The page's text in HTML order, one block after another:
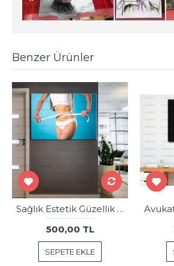
Benzer Ürünler
Sağlık Estetik Güzellik Merkezi Tabloları est-30
500,00 TL
SEPETE EKLE